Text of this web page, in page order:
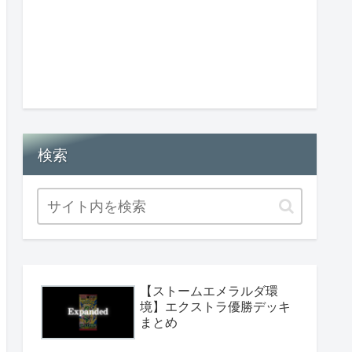
検索
【ストームエメラルダ環
境】エクストラ優勝デッキ
まとめ